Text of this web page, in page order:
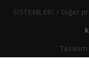
SİSTEMLERİ / Diğer
Tasarım: